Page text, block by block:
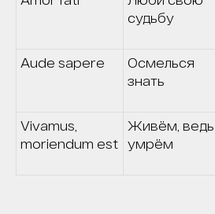
судьбу
Aude sapere
Осмелься
знать
Vivamus,
moriendum est
Живём, ведь
умрём